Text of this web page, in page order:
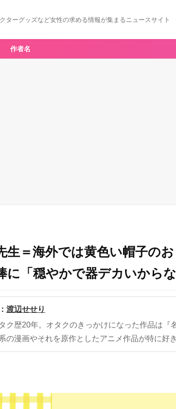
ターグッズなど女性の求める情報が集まるニュースサイト
作者名
生＝海外では黄色い帽子の
に「穏やかで器デカいからな
渡辺せせり
ク歴20年。オタクのきっかけになった作品は『
の漫画やそれを原作としたアニメ作品が特に好き